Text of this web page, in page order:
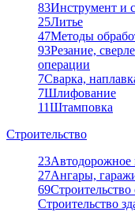
83Инструмент и
25Литье
47Методы
93Резание,
операции
7Сварка,
7Шлифование
11Штамповка
Строительство
23Автодорожное
27Ангары,
69
Строительство